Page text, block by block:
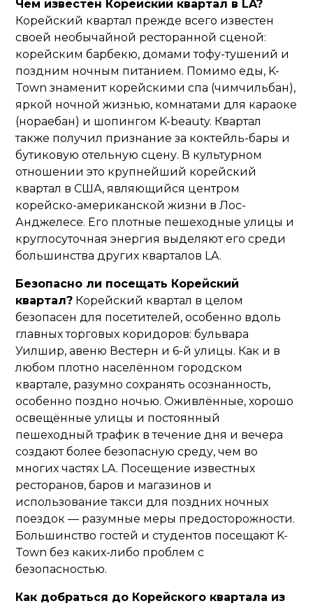
Чем известен Корейский квартал в LA?
Корейский квартал прежде всего известен
своей необычайной ресторанной сценой:
корейским барбекю, домами тофу-тушений и
поздним ночным питанием. Помимо еды, K-
Town знаменит корейскими спа (чимчильбан),
яркой ночной жизнью, комнатами для караоке
(нораебан) и шопингом K-beauty. Квартал
также получил признание за коктейль-бары и
бутиковую отельную сцену. В культурном
отношении это крупнейший корейский
квартал в США, являющийся центром
корейско-американской жизни в Лос-
Анджелесе. Его плотные пешеходные улицы и
круглосуточная энергия выделяют его среди
большинства других кварталов LA.
Безопасно ли посещать Корейский
квартал? Корейский квартал в целом
безопасен для посетителей, особенно вдоль
главных торговых коридоров: бульвара
Уилшир, авеню Вестерн и 6-й улицы. Как и в
любом плотно населённом городском
квартале, разумно сохранять осознанность,
особенно поздно ночью. Оживлённые, хорошо
освещённые улицы и постоянный
пешеходный трафик в течение дня и вечера
создают более безопасную среду, чем во
многих частях LA. Посещение известных
ресторанов, баров и магазинов и
использование такси для поздних ночных
поездок — разумные меры предосторожности.
Большинство гостей и студентов посещают K-
Town без каких-либо проблем с
безопасностью.
Как добраться до Корейского квартала из